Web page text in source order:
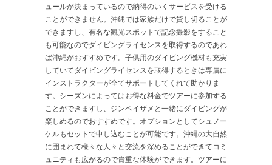
ュールが決まっているので納得のいくサービスを受ける
ことができません。沖縄では家族だけで貸し切ることが
できますし、有名な観光スポットで記念撮影をすること
も可能なのでダイビングライセンスを取得するのであれ
ば沖縄がおすすめです。子供用のダイビング機材も充実
していてダイビングライセンスを取得するときは専属に
インストラクターが全てサポートしてくれて助かりま
す。シーズンによってはお得な料金でツアーに参加する
ことができますし、ジンベイザメと一緒にダイビングが
楽しめるのでおすすめです。オプションとしてシュノー
ケルもセットで申し込むことが可能です。沖縄の大自然
に囲まれて様々な人々と交流を深めることができてコミ
ュニティも広がるので貴重な体験ができます。ツアーに